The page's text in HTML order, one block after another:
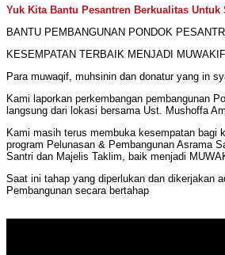
Yuk Kita Bantu Pesantren Berkualitas Untuk
BANTU PEMBANGUNAN PONDOK
KESEMPATAN TERBAIK MENJADI
Para muwaqif, muhsinin dan donatur yang in
Kami laporkan perkembangan pembangunan
langsung dari lokasi bersama Ust. Mushoffa
Kami masih terus membuka kesempatan
program Pelunasan & Pembangunan Asrama
Santri dan Majelis Taklim, baik menjadi
Saat ini tahap yang diperlukan dan dikerjakan
Pembangunan secara bertahap